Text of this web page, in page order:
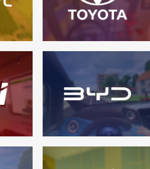
1 - realidade virtual
4 - games
Zé Delivery
1 - realidade virtual,